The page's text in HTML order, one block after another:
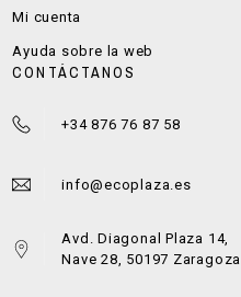
Mi cuenta
Ayuda sobre la web
CONTÁCTANOS
+34 876 76 87 58
info@ecoplaza.es
Avd. Diagonal Plaza 14,
Nave 28, 50197 Zaragoza